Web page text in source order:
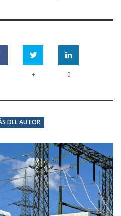
+ 0
DEL AUTOR